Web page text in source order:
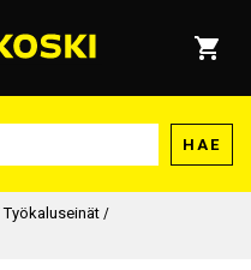
HAE
Työkaluseinät /